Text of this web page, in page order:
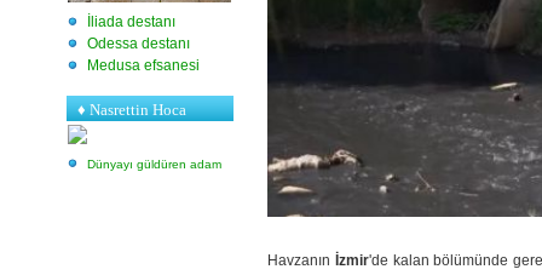
İliada destanı
Odessa destanı
Medusa efsanesi
♦ Nasrettin Hoca
Dünyayı güldüren adam
Havzanın İzmir'de kalan bölümünde